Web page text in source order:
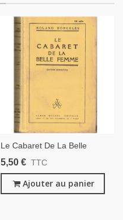
Le Cabaret De La Belle
Femme, Roland Dorgelès,
Guerre 1914/1918, Poilus
Dans Les Tranchées
5,50 € TTC
Ajouter au panier